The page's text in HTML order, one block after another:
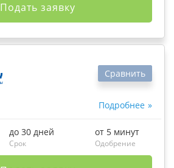
Подать заявку
Подробнее
Сравнить
до 30 дней
Срок
от 5 минут
Одобрение